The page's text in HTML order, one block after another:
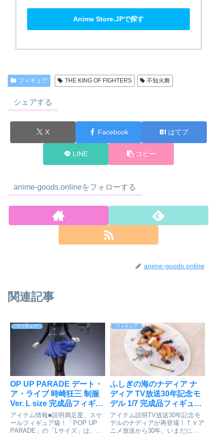
Anime Store.JPで探す
フィギュア THE KING OF FIGHTERS 不知火舞
シェアする
X Facebook はてブ
LINE コピー
anime-goods.onlineをフォローする
anime-goods.online
関連記事
フィギュア
OP UP PARADE デート・
ア・ライブ 時崎狂三 制服
Ver. L size 完成品フィギュ
ア[グッドスマイルカンパ
ニー]が予約受付開始
アイテム情報■説明満足度、スケ
ールフィギュア級！「POP UP
PARADE」の「Lサイズ」は、フ
フィギュア
ふしぎの海のナディア ナ
ディア TV放送30年記念モ
デル 1/7 完成品フィギュア
が予約受付開始
アイテム説明TV放送30年記念モ
デルのナディアが再登場！ＴＶア
ニメ放送から30年、いまだに人